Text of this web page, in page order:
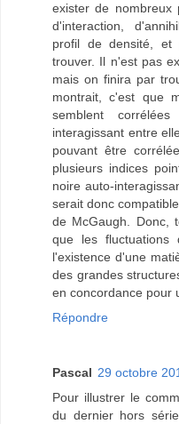
exister de nombreux
d'interaction,
profil de densité, et
trouver. Il n'est pas
mais on finira par
montrait, c'est que
semblent
interagissant entre
pouvant être
plusieurs indices
noire auto-
serait donc
de McGaugh. Donc,
que les fluctuations
l'existence d'une
des grandes
en concordance pour
Répondre
Pascal 29 octobre
Pour illustrer le
du dernier hors